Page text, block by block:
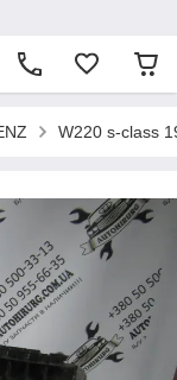
W220 s-class